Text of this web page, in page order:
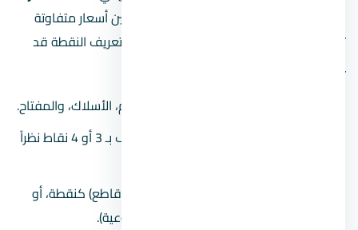
يتراوح عادة بين أسعار متفاوتة
تعتمد على المنطقة وخبرة الفني. لكن احذر، تعريف النقطة قد
يختلف من فني لآخر.
تشمل العلبة، الخراطيم، الأسلاك، والمفتاح.
غالباً ما يُحسب التكييف بـ 3 أو 4 نقاط نظراً
تُحسب كل خط فيها (قاطع) كنقطة، أو
يتم الاتفاق عليها بمبلغ مقطوع (مقطوعية).